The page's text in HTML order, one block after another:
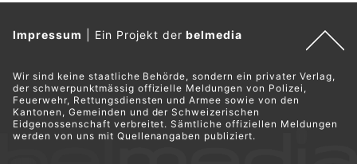
Impressum Ein Projekt derbelmedia
Wir sind keine staatliche Behörde, sondern ein privater Verlag,
der schwerpunktmässig offizielle Meldungen von Polizei,
Feuerwehr, Rettungsdiensten und Armee sowie von den
Kantonen, Gemeinden und der Schweizerischen
Eidgenossenschaft verbreitet. Sämtliche offiziellen Meldungen
werden von uns mit Quellenangaben publiziert.